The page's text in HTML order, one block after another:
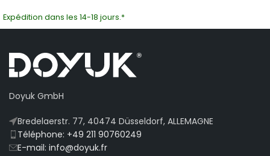
Expédition dans les 14-18 jours.*
Doyuk GmbH
Bredelaerstr. 77, 40474 Düsseldorf, ALLEMAGNE
Téléphone: +49 211 90760249
E-mail: info@doyuk.fr